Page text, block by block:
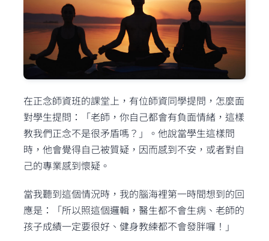
在正念師資班的課堂上，有位師資同學提問，怎麼面
對學生提問：「老師，你自己都會有負面情緒，這樣
教我們正念不是很矛盾嗎？」。他說當學生這樣問
時，他會覺得自己被質疑，因而感到不安，或者對自
己的專業感到懷疑。
當我聽到這個情況時，我的腦海裡第一時間想到的回
應是：「所以照這個邏輯，醫生都不會生病、老師的
孩子成績一定要很好、健身教練都不會發胖囉！」